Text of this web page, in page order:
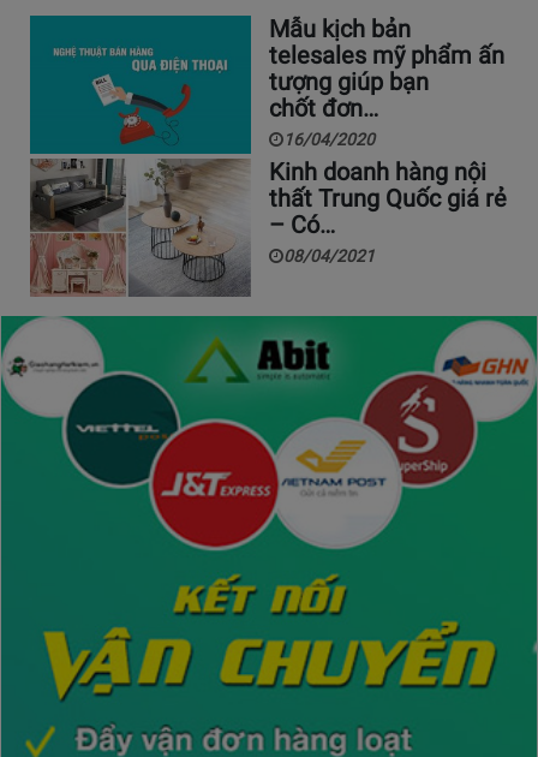
Mẫu kịch bản
telesales mỹ phẩm ấn
tượng giúp bạn
chốt đơn…
16/04/2020
Kinh doanh hàng nội
thất Trung Quốc giá rẻ
– Có…
08/04/2021